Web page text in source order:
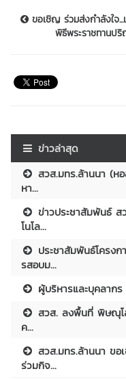
ขอเชิญ ร่วมส่งกำลังใจ
พิธีพระราชทานป
ข่าวล่าสุด
สวส.มทร.ล้านนา (ห
หา...
ข่าวประชาสัมพันธ์ ส
โนโล...
ประชาสัมพันธ์โครง
รสอบม...
ผู้บริหารและบุคลาก
สวส. ลงพื้นที่ พิษณุโ
ค...
สวส.มทร.ล้านนา ขอ
ร่วมกิจ...